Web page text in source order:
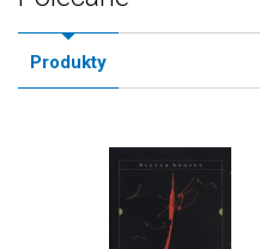
Produkty